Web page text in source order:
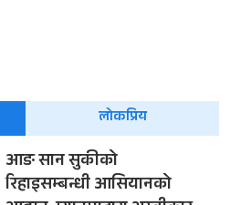
लोकप्रिय
आङ सान सुकीको
रिहाइसम्बन्धी आसियानको